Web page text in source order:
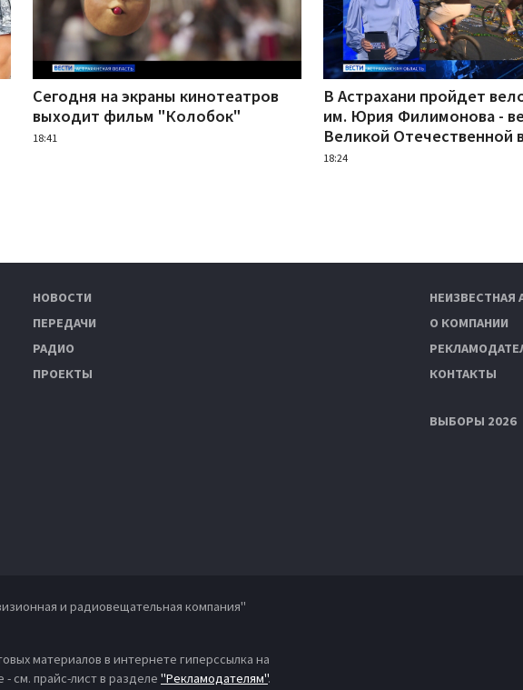
Сегодня на экраны кинотеатров
выходит фильм "Колобок"
18:41
В Астрахани пройдет
им. Юрия Филимонова -
Великой Отечественной
18:24
НОВОСТИ
ПЕРЕДАЧИ
РАДИО
ПРОЕКТЫ
НЕИЗВЕСТНАЯ
О КОМПАНИИ
КОНТАКТЫ
ВЫБОРЫ 2026
и радиовещательная компания"
материалов в интернете гиперссылка на
- см. прайс-лист в разделе "Рекламодателям".